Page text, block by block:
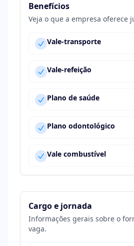
Benefícios
Veja o que a empresa oferece
Vale-transporte
Vale-refeição
Plano de saúde
Plano odontológico
Vale combustível
Cargo e jornada
Informações gerais sobre o
vaga.